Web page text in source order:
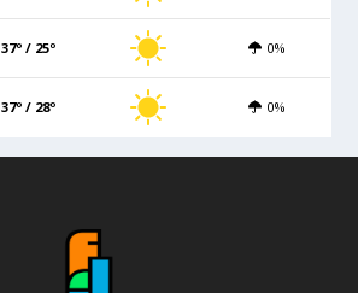
37º / 25º 0%
37º / 28º 0%